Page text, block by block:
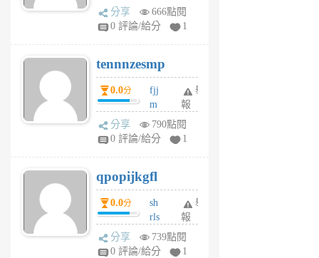
sg
sr
6
個
月
前
分享
666點閱
0 評論/給分
1
tennnzesmp
0.0分
fjj
m
w
rs
6
個
月
前
舉
報
分享
790點閱
0 評論/給分
1
qpopijkgfl
0.0分
sh
rls
k
m
舉
報
分享
739點閱
0 評論/給分
1